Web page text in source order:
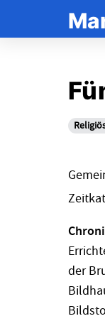
der